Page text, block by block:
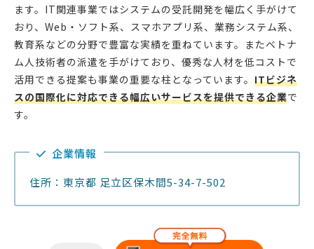
ます。IT関連事業ではシステムの受託開発を幅広く手がけて
おり、Web・ソフト系、スマホアプリ系、業務システム系、
教育系などの分野で豊富な実績を重ねています。またベトナ
ム人技術者の派遣を手がけており、優秀な人材を低コストで
活用できる提案も事業の重要な柱となっています。 ITビジネ
スの国際化に対応できる幅広いサービスを提供できる企業で
す。
企業情報
住所：東京都 足立区保木間5-34-7-502